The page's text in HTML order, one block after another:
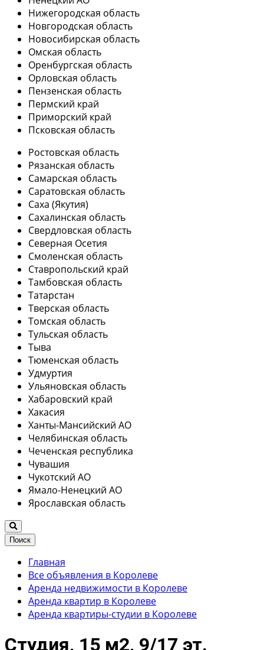
Нижегородская область
Новгородская область
Новосибирская область
Омская область
Оренбургская область
Орловская область
Пензенская область
Пермский край
Приморский край
Псковская область
Ростовская область
Рязанская область
Самарская область
Саратовская область
Саха (Якутия)
Сахалинская область
Свердловская область
Северная Осетия
Смоленская область
Ставропольский край
Тамбовская область
Татарстан
Тверская область
Томская область
Тульская область
Тыва
Тюменская область
Удмуртия
Ульяновская область
Хабаровский край
Хакасия
Ханты-Мансийский АО
Челябинская область
Чеченская республика
Чувашия
Чукотский АО
Ямало-Ненецкий АО
Ярославская область
Поиск
Главная
Все объявления в Королеве
Аренда недвижимости в Королеве
Аренда квартир в Королеве
Аренда квартиры-студии в Королеве
Студия, 15 м2, 9/17 эт.